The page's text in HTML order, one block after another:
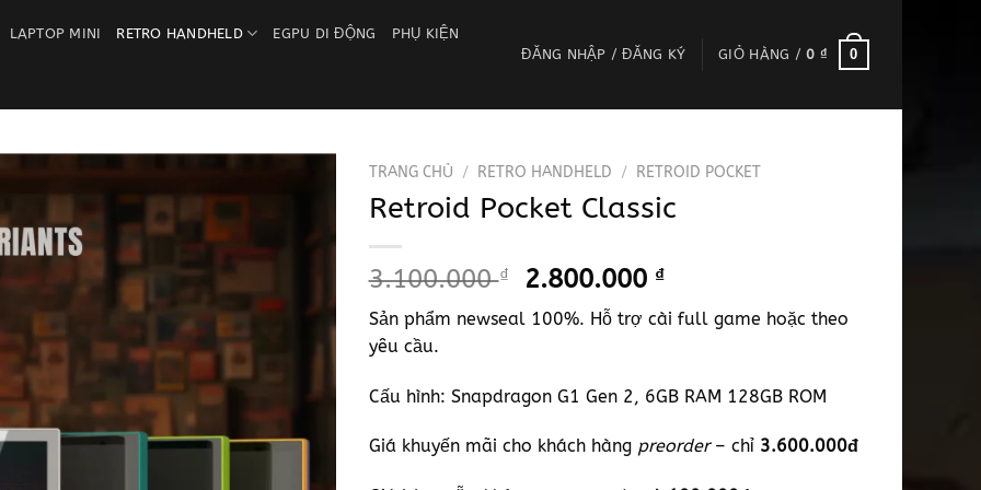
LAPTOP MINI RETRO HANDHELD EGPU DI ĐỘNG PHỤ KIỆN
ĐĂNG NHẬP / ĐĂNG KÝ GIỎ HÀNG /0 ₫ 0
wishlist
TRANG CHỦ / RETRO HANDHELD / RETROID POCKET
Retroid Pocket Classic
3.100.000₫
Giá
gốc
là:
2.800.000 ₫Giá
hiện
tại
2.800.000 ₫.
Sản phẩm newseal 100%. Hỗ trợ cài full game hoặc theo
yêu cầu.
Cấu hình: Snapdragon G1 Gen 2, 6GB RAM 128GB ROM
Giá khuyến mãi cho khách hàng preorder– chỉ 3.600.000đ